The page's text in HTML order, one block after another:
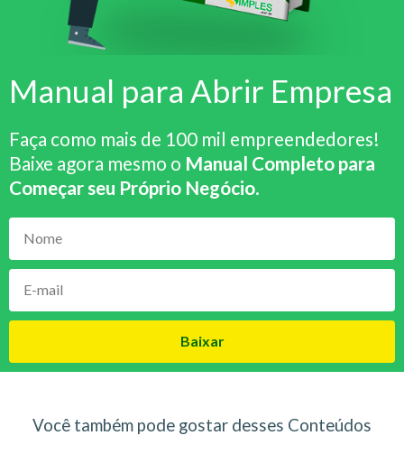
Manual para Abrir Empresa
Faça como mais de 100 mil empreendedores!
Baixe agora mesmo o Manual Completo para
Começar seu Próprio Negócio.
Baixar
Você também pode gostar desses Conteúdos